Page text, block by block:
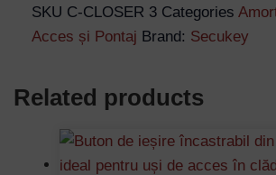
SKU C-CLOSER 3 Categories
Acces și Pontaj Brand: Secukey
Related products